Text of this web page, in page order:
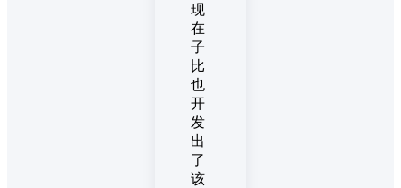
现
在
子
比
也
开
发
出
了
该